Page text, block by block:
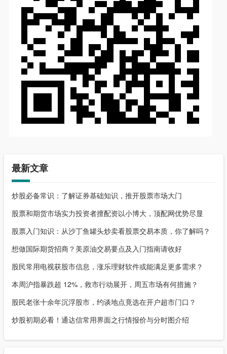
最新文章
炒股必备常识：了解证券基础知识，推开股票市场大门
股票和期货市场实力投资者擅配资以小博大，顶配网优势尽显
股票入门知识：从沙丁鱼罐头炒卖看股票交易本质，你了解吗？
想做国际期货招商？美原油交易要点及入门指南请收好
股民常用电视获股市信息，涨乐理财软件或能满足更多需求？
本周沪指暴跌超 12%，救市行动展开，周五市场有何措施？
股民老张十余年沉浮股市，约谈地点竟选在开户超市门口？
炒股初期必看！通达信常用界面之行情报价与分时图介绍